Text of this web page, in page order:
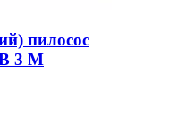
пилосос
3 M